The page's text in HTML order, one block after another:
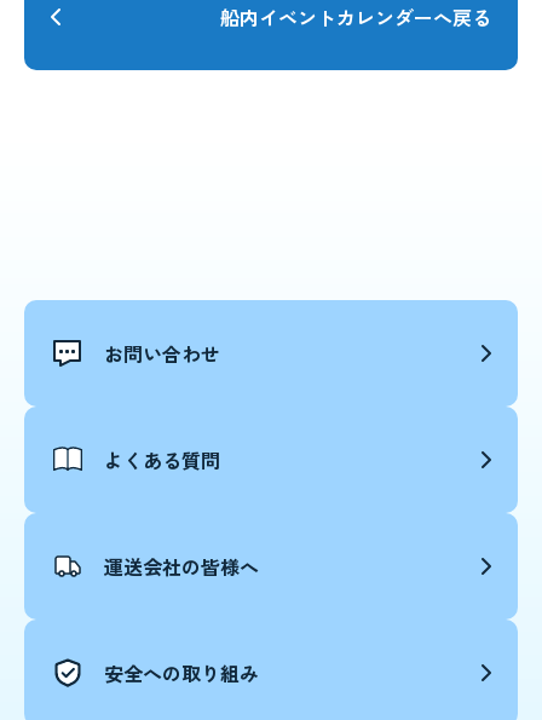
船内イベントカレンダーへ戻る
お問い合わせ
よくある質問
運送会社の皆様へ
安全への取り組み